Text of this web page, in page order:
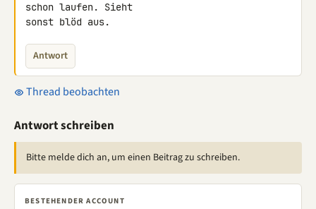
schon laufen. Sieht
sonst blöd aus.
Antwort
Thread beobachten
Antwort schreiben
Bitte melde dich an, um einen Beitrag zu schreiben.
BESTEHENDER ACCOUNT